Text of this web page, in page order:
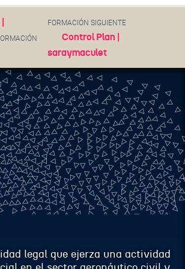
FORMACIÓN SIGUIENTE
Control Plan |
saraymaculet
legal que ejerza una actividad